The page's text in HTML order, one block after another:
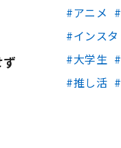
アニメ
インスタ
大学生
推し活